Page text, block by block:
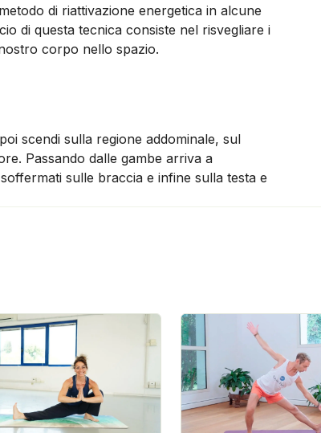
di riattivazione energetica in alcune
di questa tecnica consiste nel risvegliare i
corpo nello spazio.
scendi sulla regione addominale, sul
Passando dalle gambe arriva a
sulle braccia e infine sulla testa e